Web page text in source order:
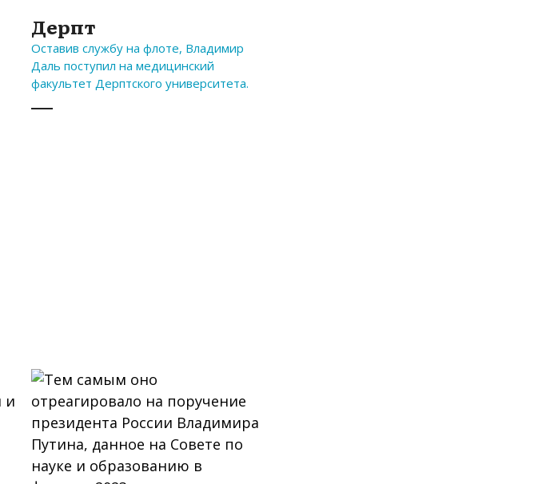
Дерпт
Оставив службу на флоте, Владимир
Даль поступил на медицинский
факультет Дерптского университета.